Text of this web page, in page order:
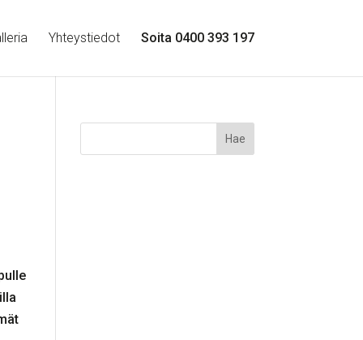
Yhteystiedot Soita 0400 393 197